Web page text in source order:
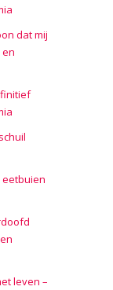
dat mij
eetbuien
leven –